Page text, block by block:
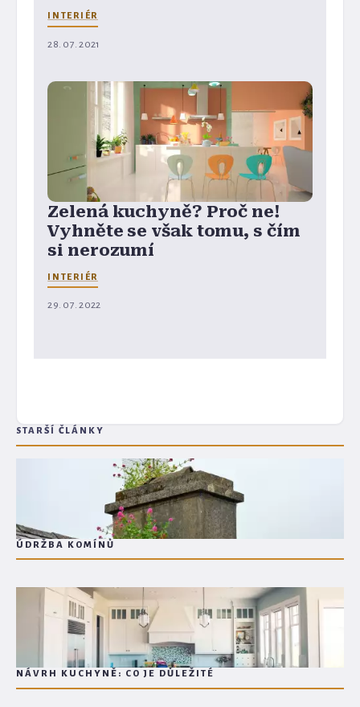
INTERIÉR
28. 07. 2021
Zelená kuchyně? Proč ne!
Vyhněte se však tomu, s čím
si nerozumí
INTERIÉR
29. 07. 2022
STARŠÍ ČLÁNKY
ÚDRŽBA KOMÍNŮ
NÁVRH KUCHYNĚ: CO JE DŮLEŽITÉ